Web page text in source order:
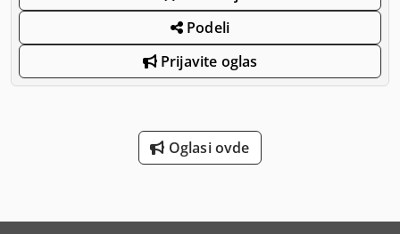
Podeli
Prijavite oglas
Oglasi ovde